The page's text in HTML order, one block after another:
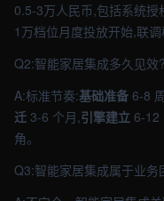
0.5-3万人民币,包括系统
1万档位月度投放开始,联
Q2:智能家居集成多久见效?
A:标准节奏:基础准备 6-8
迁 3-6 个月,引擎建立 6-12
角。
Q3:智能家居集成属于业务